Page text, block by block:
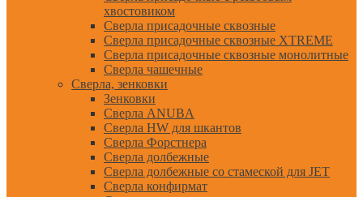
хвостовиком
Сверла присадочные сквозные
Сверла присадочные сквозные XTREME
Сверла присадочные сквозные монолитные
Сверла чашечные
Сверла, зенковки
Зенковки
Сверла ANUBA
Сверла HW для шкантов
Сверла Форстнера
Сверла долбежные
Сверла долбежные со стамеской для JET
Сверла конфирмат